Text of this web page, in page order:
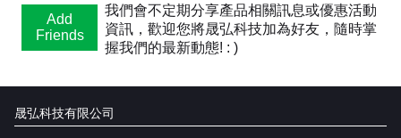
Add
Friends
我們會不定期分享產品相關訊息或優惠活動
資訊，歡迎您將晟弘科技加為好友，隨時掌
握我們的最新動態! : )
晟弘科技有限公司